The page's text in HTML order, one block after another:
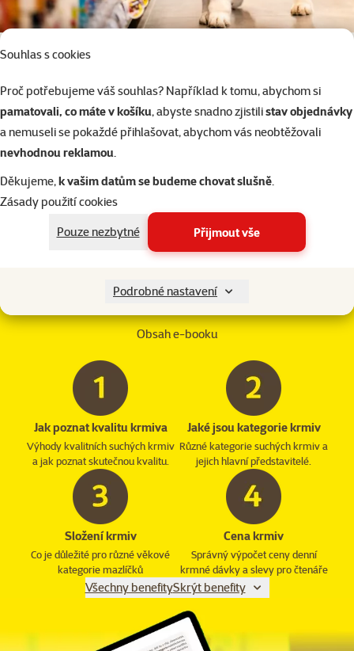
Souhlas s cookies
Proč potřebujeme váš souhlas? Například k tomu, abychom si
pamatovali, co máte v košíku, abyste snadno zjistilistav objednávky
a nemuseli se pokaždé přihlašovat, abychom vás neobtěžovali
nevhodnou reklamou.
Děkujeme,k vašim datům se budeme chovat slušně.
Zásady použití cookies
Pouze nezbytné
Přijmout vše
Podrobné nastavení
potřebné prvky, vitamíny a minerály.
Pokud ale chcete změnit stravu svého psa na kvalitnější, je důležité
to dělat správně a
postupně
. Jak dlouho by měl přechod trvat a jak svého mazlíčka
e-book na změnu krmiva
Obsah e-booku
Jak poznat kvalitu krmiva
Výhody kvalitních suchých krmiv
a jak poznat skutečnou kvalitu.
Jaké jsou kategorie krmiv
Různé kategorie suchých krmiv a
jejich hlavní představitelé.
Složení krmiv
Co je důležité pro různé věkové
kategorie mazlíčků
Cena krmiv
Správný výpočet ceny denní
krmné dávky a slevy pro čtenáře
Všechny benefitySkrýt benefity